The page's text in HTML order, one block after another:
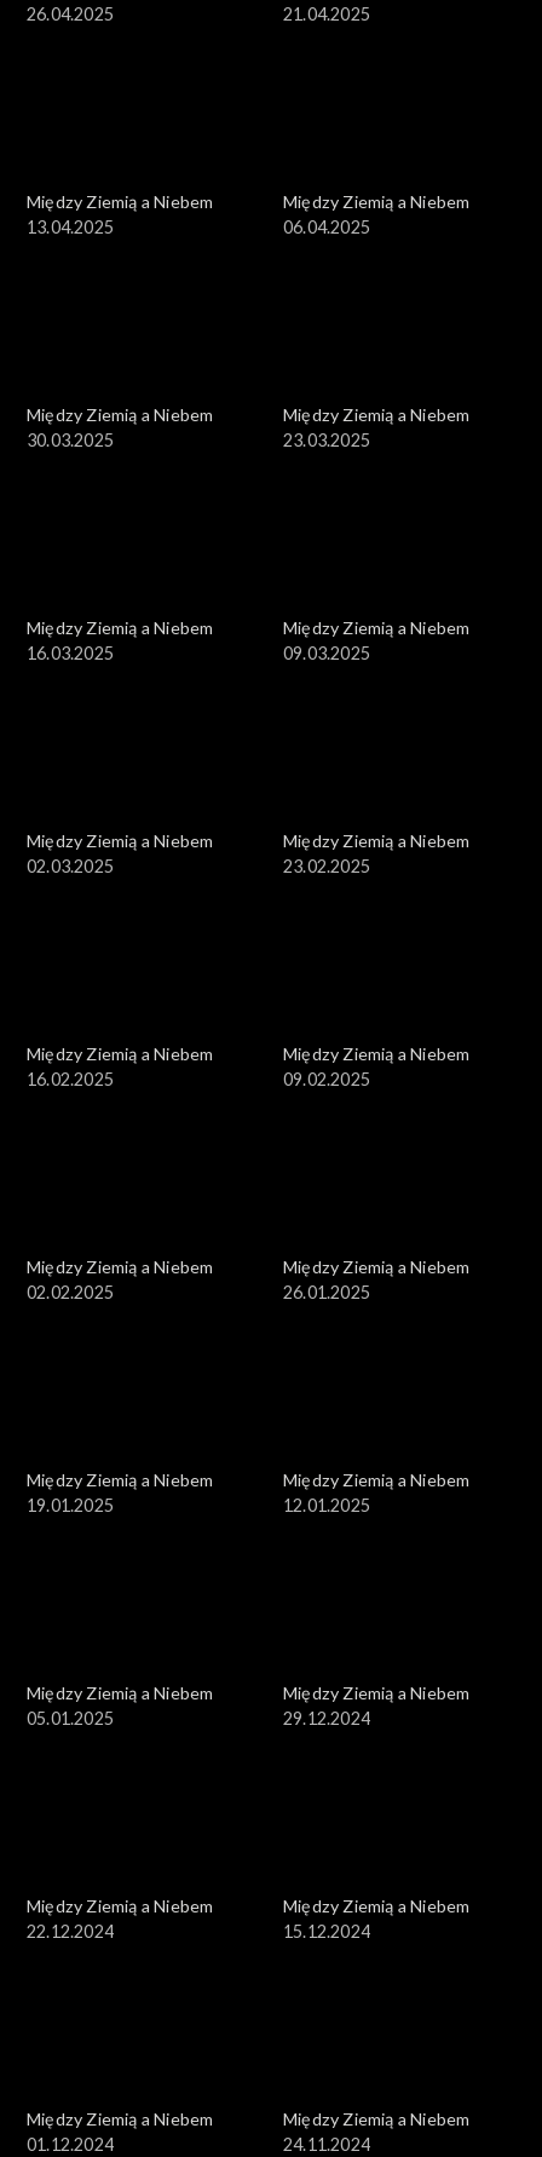
26.04.2025 21.04.2025
Między Ziemią a Niebem
13.04.2025
Między Ziemią a Niebem
06.04.2025
Między Ziemią a Niebem
30.03.2025
Między Ziemią a Niebem
23.03.2025
Między Ziemią a Niebem
16.03.2025
Między Ziemią a Niebem
09.03.2025
Między Ziemią a Niebem
02.03.2025
Między Ziemią a Niebem
23.02.2025
Między Ziemią a Niebem
16.02.2025
Między Ziemią a Niebem
09.02.2025
Między Ziemią a Niebem
02.02.2025
Między Ziemią a Niebem
26.01.2025
Między Ziemią a Niebem
19.01.2025
Między Ziemią a Niebem
12.01.2025
Między Ziemią a Niebem
05.01.2025
Między Ziemią a Niebem
29.12.2024
Między Ziemią a Niebem
22.12.2024
Między Ziemią a Niebem
15.12.2024
Między Ziemią a Niebem
01.12.2024
Między Ziemią a Niebem
24.11.2024